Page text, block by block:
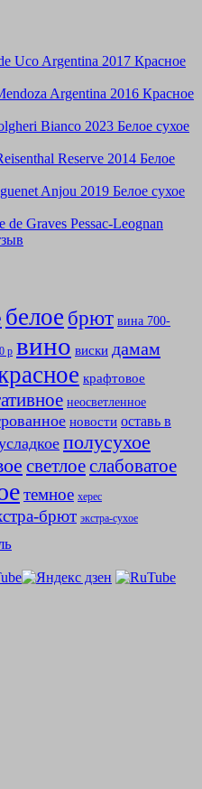
Uco Argentina 2017 Красное
Argentina 2016 Красное
Bianco 2023 Белое сухое
Reserve 2014 Белое
Anjou 2019 Белое сухое
de Graves Pessac-Leognan
белое брют вина 700-
р вино виски дамам
крафтовое
неосветленное
новости оставь в
полусухое
светлоеслабоватое
темное херес
брют экстра-сухое